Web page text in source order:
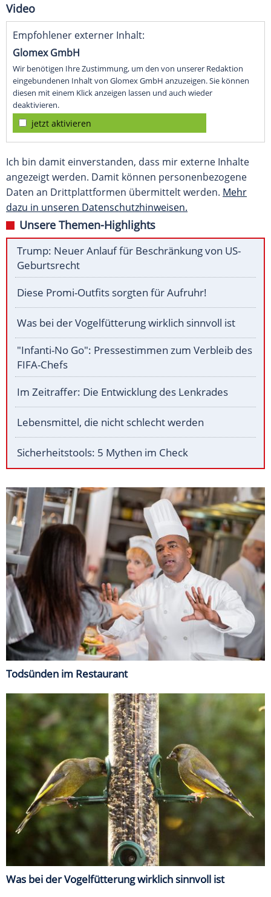
Video
Empfohlener externer Inhalt:
Glomex GmbH
Wir benötigen Ihre Zustimmung, um den von unserer Redaktion
eingebundenen Inhalt von Glomex GmbH anzuzeigen. Sie können
diesen mit einem Klick anzeigen lassen und auch wieder
deaktivieren.
jetzt aktivieren
Ich bin damit einverstanden, dass mir externe Inhalte
angezeigt werden. Damit können personenbezogene
Daten an Drittplattformen übermittelt werden. Mehr
dazu in unseren Datenschutzhinweisen.
Unsere Themen-Highlights
Trump: Neuer Anlauf für Beschränkung von US-
Geburtsrecht
Diese Promi-Outfits sorgten für Aufruhr!
Was bei der Vogelfütterung wirklich sinnvoll ist
"Infanti-No Go": Pressestimmen zum Verbleib des
FIFA-Chefs
Im Zeitraffer: Die Entwicklung des Lenkrades
Lebensmittel, die nicht schlecht werden
Sicherheitstools: 5 Mythen im Check
Todsünden im Restaurant
Was bei der Vogelfütterung wirklich sinnvoll ist